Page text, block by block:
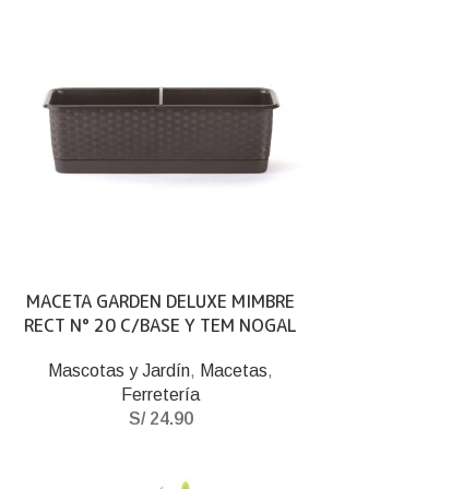
MACETA GARDEN DELUXE MIMBRE
RECT N° 20 C/BASE Y TEM NOGAL
Mascotas y Jardín, Macetas,
Ferretería
S/24.90